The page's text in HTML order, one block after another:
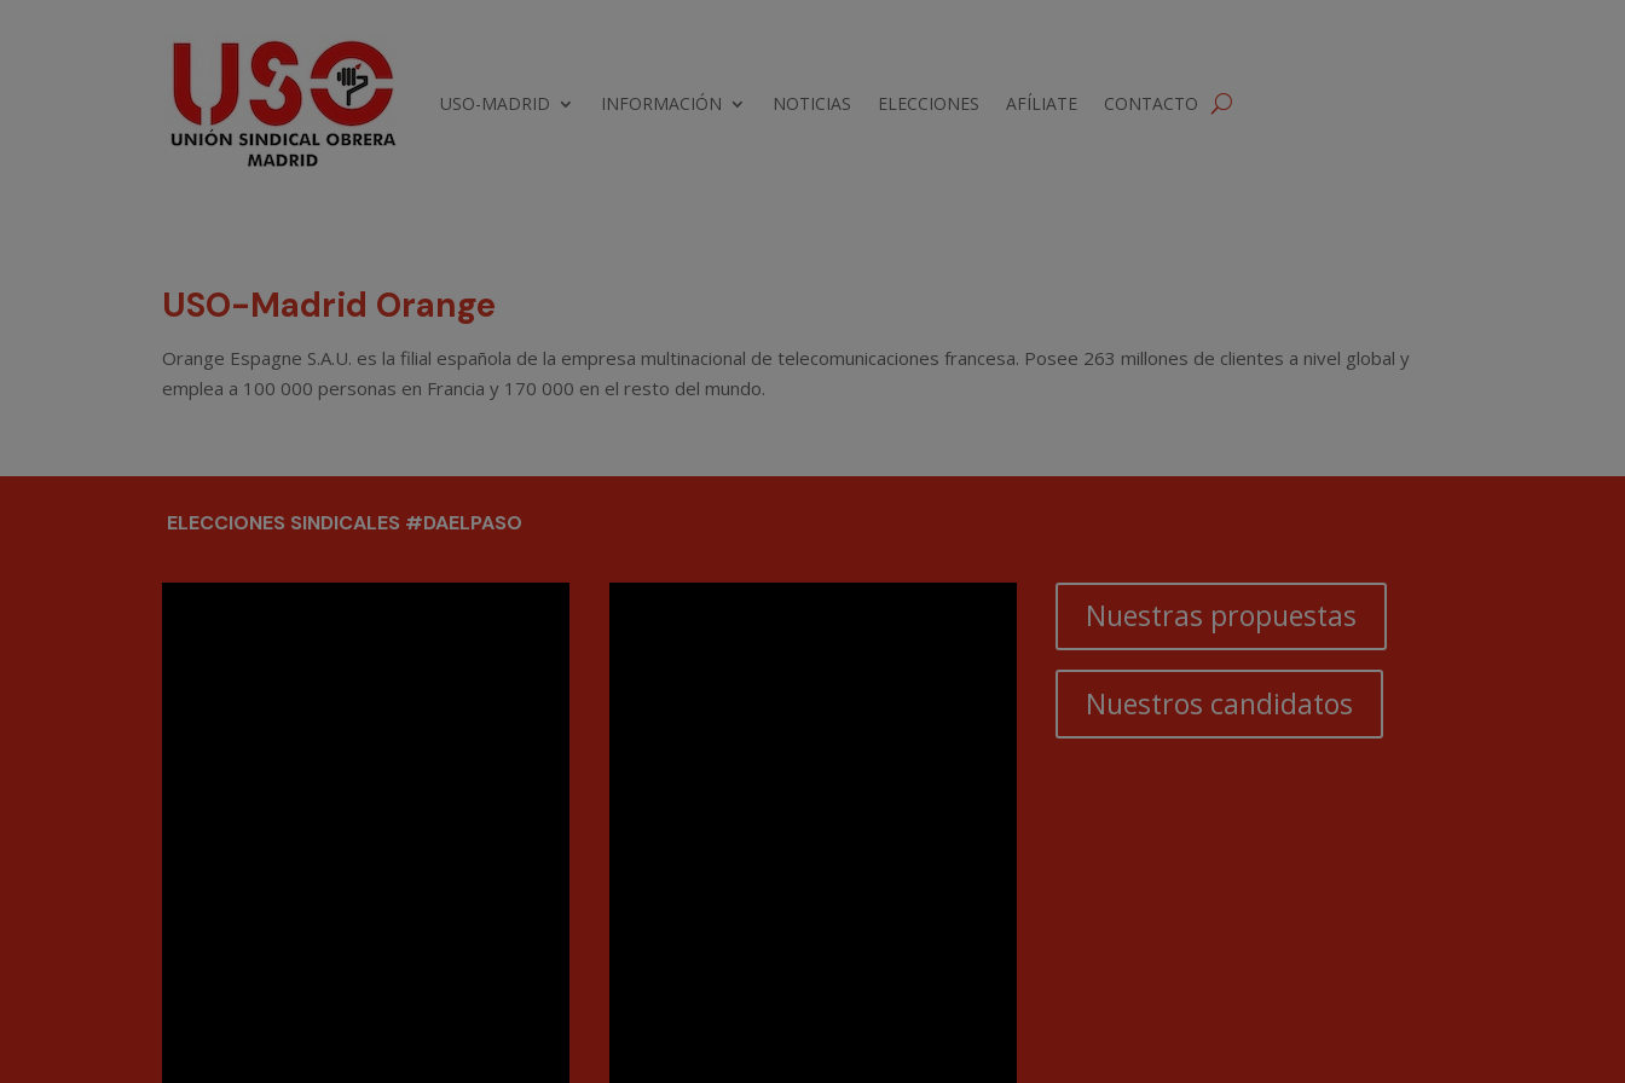
USO-MADRID INFORMACIÓN NOTICIAS ELECCIONES AFÍLIATE CONTACTO
USO-Madrid Orange
Orange Espagne S.A.U. es la filial española de la empresa multinacional de telecomunicaciones francesa. Posee 263 millones de clientes a nivel global y
emplea a 100 000 personas en Francia y 170 000 en el resto del mundo.
ELECCIONES SINDICALES #DAELPASO
Nuestras propuestas
Nuestros candidatos